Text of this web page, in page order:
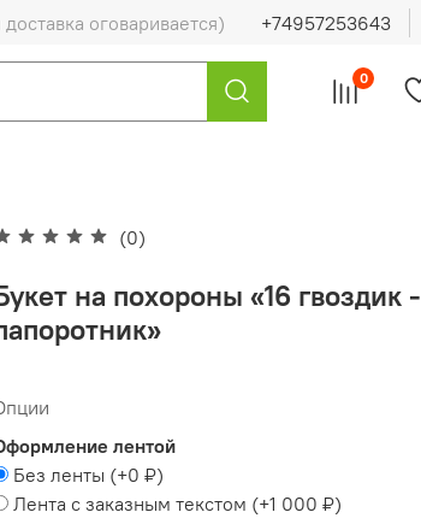
оговаривается) +74957253643
0
(0)
на похороны «16 гвоздик -
лентой
Без ленты (+0 ₽)
Лента с заказным текстом (+1 000 ₽)